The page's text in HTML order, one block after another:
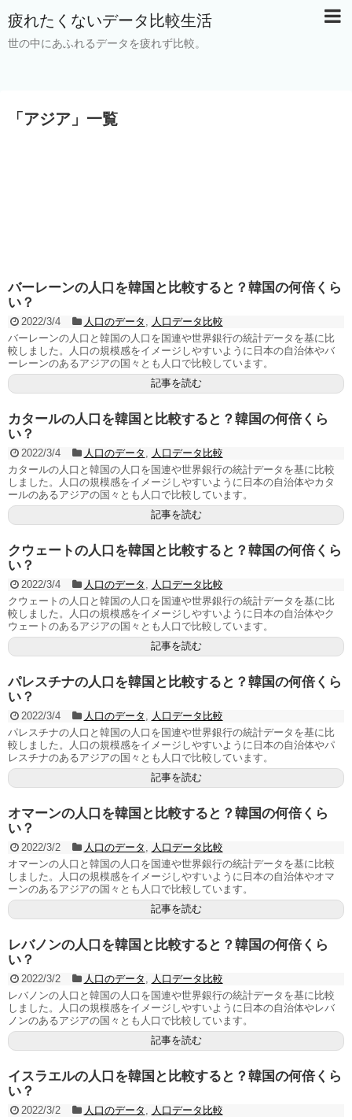
疲れたくないデータ比較生活
世の中にあふれるデータを疲れず比較。
「 アジア 」 一覧
バーレーンの人口を韓国と比較すると？韓国の何倍くら
い？
2022/3/4 人口のデータ , 人口データ比較
バーレーンの人口と韓国の人口を国連や世界銀行の統計データを基に比
較しました。人口の規模感をイメージしやすいように日本の自治体やバ
ーレーンのあるアジアの国々とも人口で比較しています。
記事を読む
カタールの人口を韓国と比較すると？韓国の何倍くら
い？
2022/3/4 人口のデータ , 人口データ比較
カタールの人口と韓国の人口を国連や世界銀行の統計データを基に比較
しました。人口の規模感をイメージしやすいように日本の自治体やカタ
ールのあるアジアの国々とも人口で比較しています。
記事を読む
クウェートの人口を韓国と比較すると？韓国の何倍くら
い？
2022/3/4 人口のデータ , 人口データ比較
クウェートの人口と韓国の人口を国連や世界銀行の統計データを基に比
較しました。人口の規模感をイメージしやすいように日本の自治体やク
ウェートのあるアジアの国々とも人口で比較しています。
記事を読む
パレスチナの人口を韓国と比較すると？韓国の何倍くら
い？
2022/3/4 人口のデータ , 人口データ比較
パレスチナの人口と韓国の人口を国連や世界銀行の統計データを基に比
較しました。人口の規模感をイメージしやすいように日本の自治体やパ
レスチナのあるアジアの国々とも人口で比較しています。
記事を読む
オマーンの人口を韓国と比較すると？韓国の何倍くら
い？
2022/3/2 人口のデータ , 人口データ比較
オマーンの人口と韓国の人口を国連や世界銀行の統計データを基に比較
しました。人口の規模感をイメージしやすいように日本の自治体やオマ
ーンのあるアジアの国々とも人口で比較しています。
記事を読む
レバノンの人口を韓国と比較すると？韓国の何倍くら
い？
2022/3/2 人口のデータ , 人口データ比較
レバノンの人口と韓国の人口を国連や世界銀行の統計データを基に比較
しました。人口の規模感をイメージしやすいように日本の自治体やレバ
ノンのあるアジアの国々とも人口で比較しています。
記事を読む
イスラエルの人口を韓国と比較すると？韓国の何倍くら
い？
2022/3/2 人口のデータ , 人口データ比較